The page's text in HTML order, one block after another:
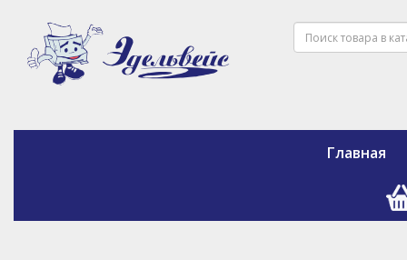
Главная